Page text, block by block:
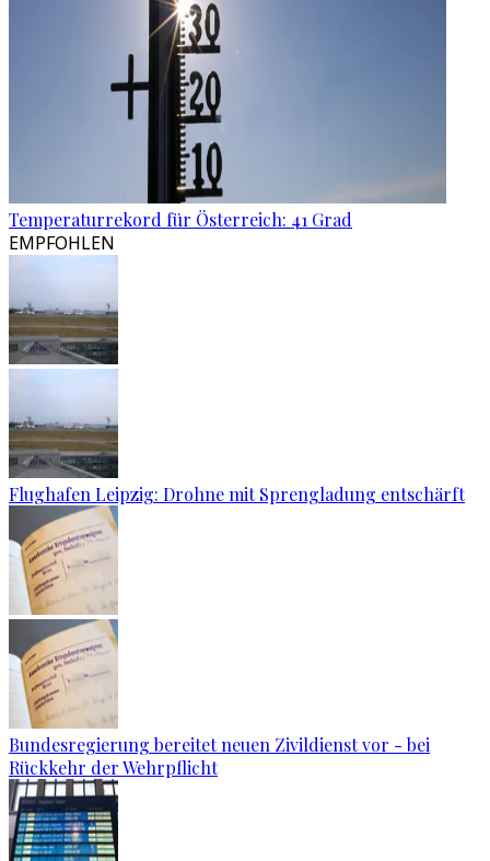
Temperaturrekord für Österreich: 41 Grad
EMPFOHLEN
Flughafen Leipzig: Drohne mit Sprengladung entschärft
Bundesregierung bereitet neuen Zivildienst vor - bei
Rückkehr der Wehrpflicht